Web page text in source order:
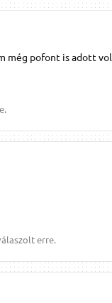
még pofont is adott
erre.